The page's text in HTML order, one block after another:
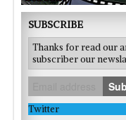
SUBSCRIBE
Thanks for read our
subscriber our
Twitter